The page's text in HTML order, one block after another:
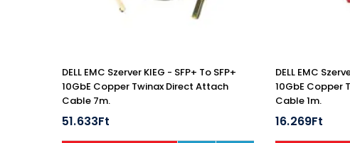
DELL EMC Szerver KIEG - SFP+ To SFP+
10GbE Copper Twinax Direct Attach
Cable 7m.
51.633Ft
DELL EMC
10GbE Copper
Cable 1m.
16.269Ft